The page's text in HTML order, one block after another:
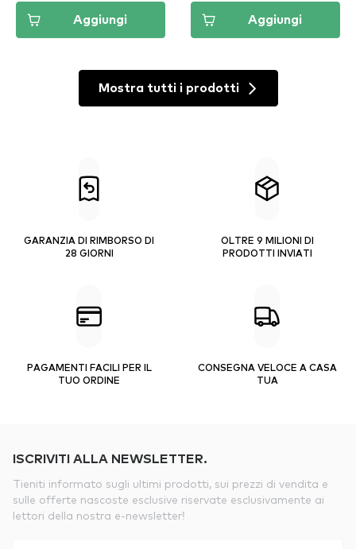
Aggiungi Aggiungi
Mostra tutti i prodotti
GARANZIA DI RIMBORSO DI
28 GIORNI
OLTRE 9 MILIONI DI
PRODOTTI INVIATI
PAGAMENTI FACILI PER IL
TUO ORDINE
CONSEGNA VELOCE A CASA
TUA
ISCRIVITI ALLA NEWSLETTER.
Tieniti informato sugli ultimi prodotti, sui prezzi di vendita e
sulle offerte nascoste esclusive riservate esclusivamente ai
lettori della nostra e-newsletter!